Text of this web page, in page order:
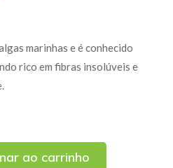
marinhas e é conhecido
rico em fibras insolúveis e
ao carrinho